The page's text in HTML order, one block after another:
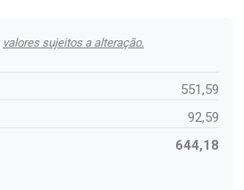
valores sujeitos a alteração.
551,59
92,59
644,18